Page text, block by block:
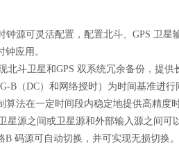
可灵活配置，配置北斗、GPS 卫星
应用。
斗卫星和GPS 双系统冗余备份，提供
B（DC）和网络授时）为时间基准进行
法在一定时间段内稳定地提供高精度
星源之间或卫星源和外部输入源之间可
码源可自动切换，并可实现无损切换。